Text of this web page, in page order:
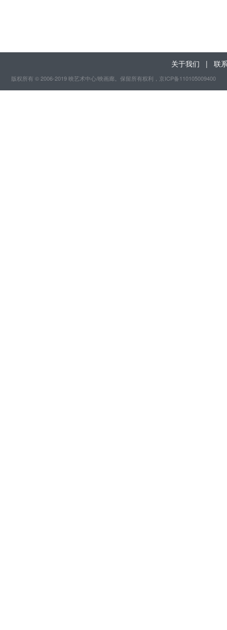
关于我们 | 联
版权所有 © 2006-2019 映艺术中心/映画廊。保留所有权利 ，京ICP备110105009400